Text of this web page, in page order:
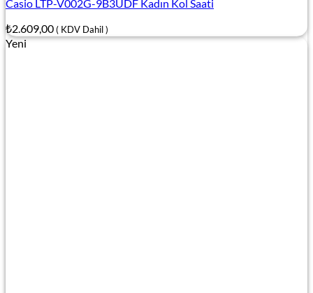
Casio LTP-V002G-9B3UDF Kadın Kol Saati
₺2.609,00( KDV Dahil )
Yeni